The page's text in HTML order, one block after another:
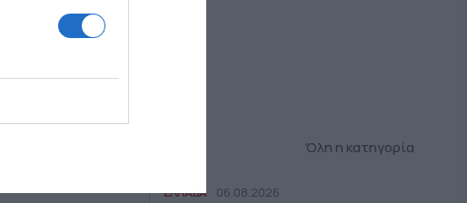
Όλη η κατηγορία
ΕΛΛΑΔΑ 06.08.2026